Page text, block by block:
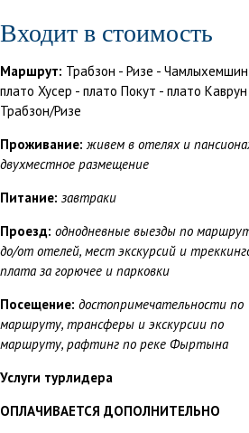
Входит в стоимость
Маршрут: Трабзон - Ризе -
плато Хусер - плато Покут - плато
Трабзон/Ризе
Проживание: живем в отелях и
двухместное размещение
Питание: завтраки
Проезд: однодневные выезды по
до/от отелей, мест экскурсий и
плата за горючее и парковки
Посещение: достопримечательности по
маршруту, трансферы и экскурсии по
маршруту, рафтинг по реке Фыртына
Услуги турлидера
ОПЛАЧИВАЕТСЯ ДОПОЛНИТЕЛЬНО